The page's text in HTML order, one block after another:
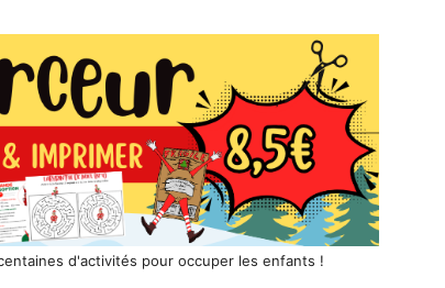
d'activités pour occuper les enfants !